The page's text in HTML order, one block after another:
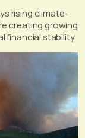
rising climate-
creating growing
financial stability